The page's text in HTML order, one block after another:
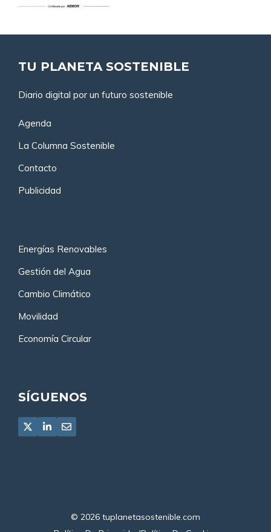
TU PLANETA SOSTENIBLE
Diario digital por un futuro sostenible
Agenda
La Columna Sostenible
Contacto
Publicidad
Energías Renovables
Gestión del Agua
Cambio Climático
Movilidad
Economía Circular
SÍGUENOS
© 2026 tuplanetasostenible.com